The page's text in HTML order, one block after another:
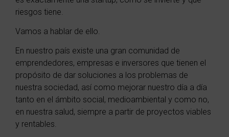
riesgos tiene.
Vamos a hablar de ello.
En nuestro país existe una gran comunidad de
emprendedores, empresas e inversores que tienen el
propósito de dar soluciones a los problemas de
nuestra sociedad, así como mejorar nuestro día a día
tanto en el ámbito social, medioambiental y como no,
en nuestra salud, siempre a partir de proyectos viables
y rentables.